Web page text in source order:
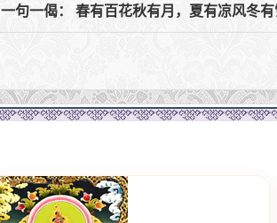
一句一偈： 春有百花秋有月，夏有凉风冬